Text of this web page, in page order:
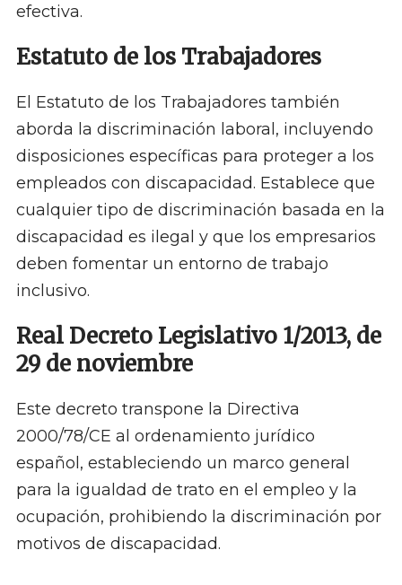
efectiva.
Estatuto de los Trabajadores
El Estatuto de los Trabajadores también
aborda la discriminación laboral, incluyendo
disposiciones específicas para proteger a los
empleados con discapacidad. Establece que
cualquier tipo de discriminación basada en la
discapacidad es ilegal y que los empresarios
deben fomentar un entorno de trabajo
inclusivo.
Real Decreto Legislativo 1/2013, de
29 de noviembre
Este decreto transpone la Directiva
2000/78/CE al ordenamiento jurídico
español, estableciendo un marco general
para la igualdad de trato en el empleo y la
ocupación, prohibiendo la discriminación por
motivos de discapacidad.